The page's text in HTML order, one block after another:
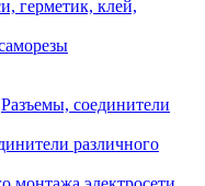
герметик, клей,
Разъемы, соединители
различного